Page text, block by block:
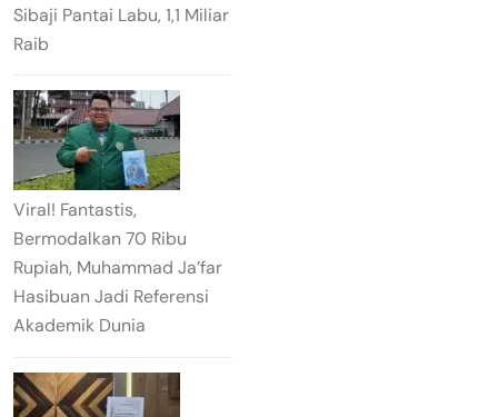
Sibaji Pantai Labu, 1,1 Miliar
Raib
Viral! Fantastis,
Bermodalkan 70 Ribu
Rupiah, Muhammad Ja’far
Hasibuan Jadi Referensi
Akademik Dunia